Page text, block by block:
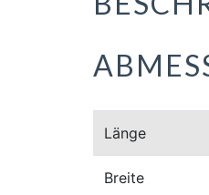
Länge
Breite